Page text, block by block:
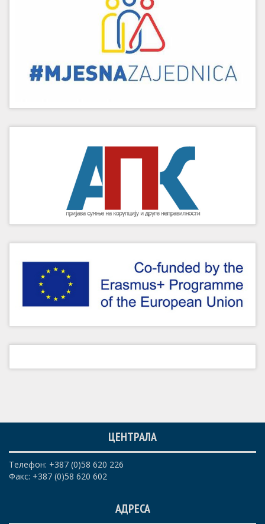
ЦЕНТРАЛА
Телефон: +387 (0)58 620 226
Факс: +387 (0)58 620 602
АДРЕСА